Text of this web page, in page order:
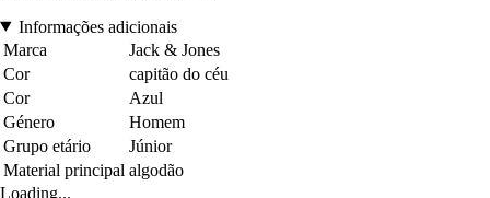
Informações adicionais
Marca
Jack & Jones
Cor
capitão do céu
Cor
Azul
Género
Homem
Grupo etário
Júnior
Material principal algodão
Loading...